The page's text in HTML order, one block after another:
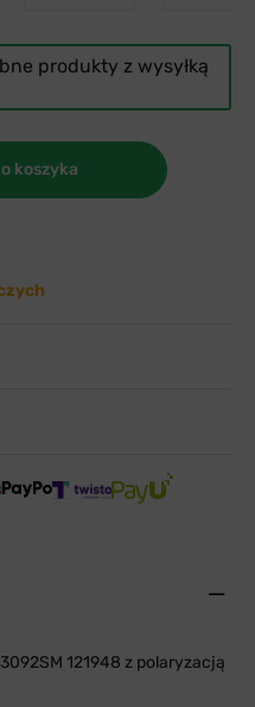
produkty z wysyłką
koszyka
121948 z polaryzacją